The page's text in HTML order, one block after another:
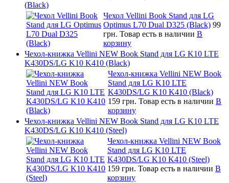
(Black)
Чехол Vellini Book Stand для LG
Optimus L70 Dual D325 (Black) 99
грн. Товар есть в наличии В
корзину
Чехол-книжка Vellini NEW Book Stand для LG K10 LTE
K430DS/LG K10 K410 (Black)
Чехол-книжка Vellini NEW Book
Stand для LG K10 LTE
K430DS/LG K10 K410 (Black)
159 грн. Товар есть в наличии В
корзину
Чехол-книжка Vellini NEW Book Stand для LG K10 LTE
K430DS/LG K10 K410 (Steel)
Чехол-книжка Vellini NEW Book
Stand для LG K10 LTE
K430DS/LG K10 K410 (Steel)
159 грн. Товар есть в наличии В
корзину